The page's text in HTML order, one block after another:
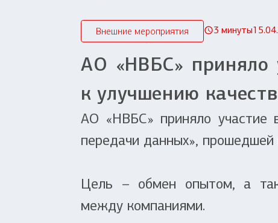
Внешние мероприятия 3 минуты
АО «НВБС» приняло
к улучшению
АО «НВБС» приняло участие
передачи данных»,
Цель – обмен опытом, а
между компаниями.